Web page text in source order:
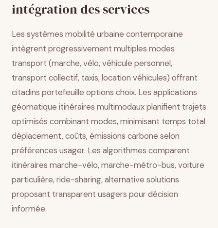
intégration des services
Les systèmes mobilité urbaine contemporaine
intègrent progressivement multiples modes
transport (marche, vélo, véhicule personnel,
transport collectif, taxis, location véhicules) offrant
citadins portefeuille options choix. Les applications
géomatique itinéraires multimodaux planifient trajets
optimisés combinant modes, minimisant temps total
déplacement, coûts, émissions carbone selon
préférences usager. Les algorithmes comparent
itinéraires marche-vélo, marche-métro-bus, voiture
particulière, ride-sharing, alternative solutions
proposant transparent usagers pour décision
informée.